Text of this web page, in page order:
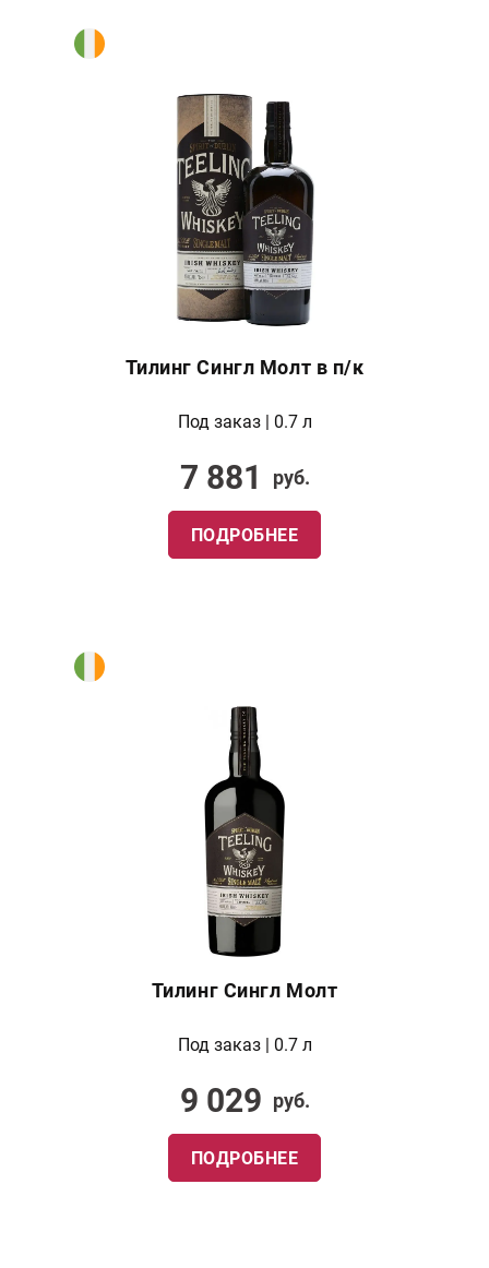
Тилинг Сингл Молт в п/к
Под заказ | 0.7 л
7 881 руб.
ПОДРОБНЕЕ
Тилинг Сингл Молт
Под заказ | 0.7 л
9 029 руб.
ПОДРОБНЕЕ